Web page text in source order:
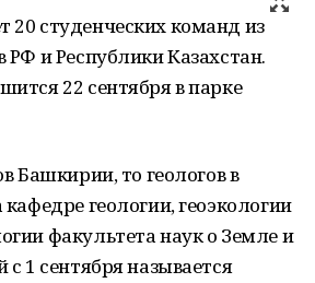
студенческих команд из
РФ и Республики Казахстан.
22 сентября в парке
Башкирии, то геологов в
геологии, геоэкологии
факультета наук о Земле и
1 сентября называется